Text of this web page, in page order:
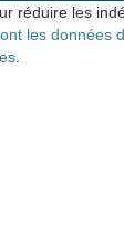
réduire les
les données